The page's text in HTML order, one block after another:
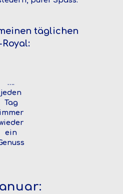
täglichen
….
jeden
Tag
immer
ein